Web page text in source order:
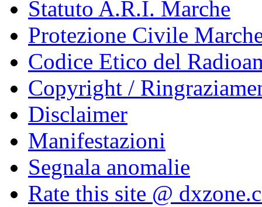
Statuto A.R.I. Marche
Protezione Civile
Codice Etico del
Copyright /
Disclaimer
Manifestazioni
Segnala anomalie
Rate this site @